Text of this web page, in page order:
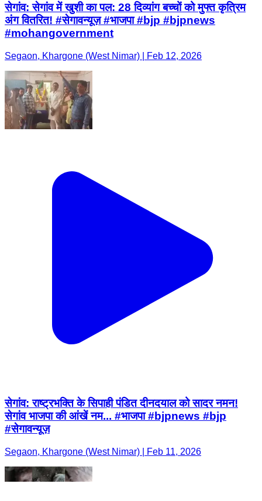
सेगांव: सेगांव में खुशी का पल: 28 दिव्यांग बच्चों को मुफ्त कृत्रिम
अंग वितरित! #सेगावन्यूज़ #भाजपा #bjp #bjpnews
#mohangovernment
Segaon, Khargone (West Nimar) | Feb 12, 2026
सेगांव: राष्ट्रभक्ति के सिपाही पंडित दीनदयाल को सादर नमन!
सेगांव भाजपा की आंखें नम... #भाजपा #bjpnews #bjp
#सेगावन्यूज़
Segaon, Khargone (West Nimar) | Feb 11, 2026